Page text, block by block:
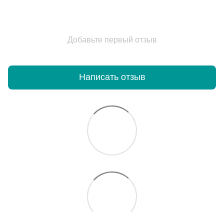
Добавьте первый отзыв
Написать отзыв